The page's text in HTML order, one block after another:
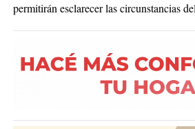
permitirán esclarecer las circunstancias